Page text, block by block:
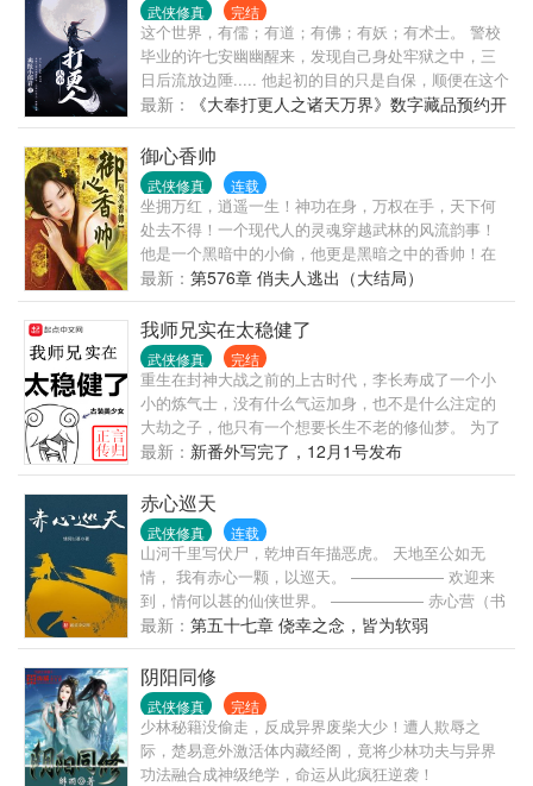
武侠修真 完结
这个世界，有儒；有道；有佛；有妖；有术士。 警校
毕业的许七安幽幽醒来，发现自己身处牢狱之中，三
日后流放边陲..... 他起初的目的只是自保，顺便在这个
没有人权的社会里当个富家翁悠闲度日。 ...... 多年
后，许七安回首前尘，身后是早已逝去的敌人，以及
累累白骨。 滚滚长江东逝水，浪花淘尽英雄，是非成
败转头空。 青山依旧在，几度夕阳红。 书不悲剧！
最新：
《大奉打更人之诸天万界》数字藏品预约开
始啦！
御心香帅
武侠修真 连载
坐拥万红，逍遥一生！神功在身，万权在手，天下何
处去不得！一个现代人的灵魂穿越武林的风流韵事！
他是一个黑暗中的小偷，他更是黑暗之中的香帅！在
前后两代武林十花，几位师娘以及众多的美人美妇的
帮助之下，他成为了这一个大陆最顶端的存在！整一
个大陆几乎所有的美人都被他收入后宫之中！而故事
的开端，是从他将上一代武林十花的花魁沈雪柔给采
了开始……
最新： 第576章 俏夫人逃出（大结局）
我师兄实在太稳健了
武侠修真 完结
重生在封神大战之前的上古时代，李长寿成了一个小
小的炼气士，没有什么气运加身，也不是什么注定的
大劫之子，他只有一个想要长生不老的修仙梦。 为了
能在残酷的洪荒安身立命，他努力不沾因果，杀人必
扬其灰，凡事谋而后动，从不轻易步入危险之中。 藏
底牌，修遁术，炼丹毒，掌神通，不动稳如老狗，一
动石破天惊，动后悄声走人。 本来李长寿规划中，自
己会一直躲在山中平安无事的修行成仙，直到有一
年，他的老师父静极思动，又给他……收了个师妹回
来…… 【通一群（满·474095492），二群
（836797636）双开爆肝，轻松修仙！】
最新： 新番外写完了，12月1号发布
赤心巡天
武侠修真 连载
山河千里写伏尸，乾坤百年描恶虎。 天地至公如无
情， 我有赤心一颗，以巡天。 —————— 欢迎来
到，情何以甚的仙侠世界。 —————— 赤心营（书
友群）：879927532
最新： 第五十七章 侥幸之念，皆为软弱
阴阳同修
武侠修真 完结
少林秘籍没偷走，反成异界废柴大少！遭人欺辱之
际，楚易意外激活体内藏经阁，竟将少林功夫与异界
功法融合成神级绝学，命运从此疯狂逆袭！